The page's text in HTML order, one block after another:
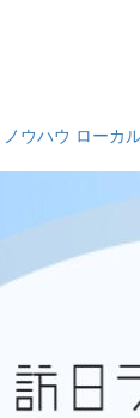
ノウハウ ローカ